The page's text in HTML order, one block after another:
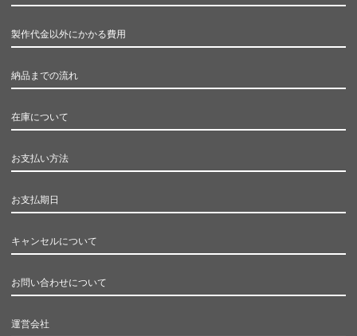
製作代金以外にかかる費用
納品までの流れ
在庫について
お支払い方法
お支払期日
キャンセルについて
お問い合わせについて
運営会社